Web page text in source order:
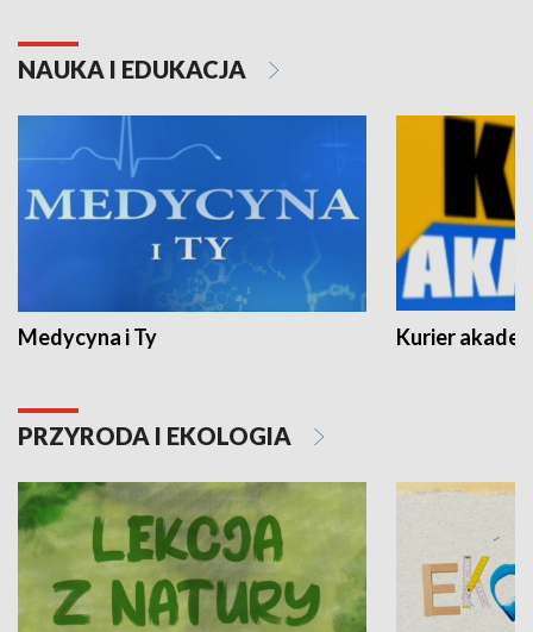
NAUKA I EDUKACJA
Medycyna i Ty Kurier
PRZYRODA I EKOLOGIA